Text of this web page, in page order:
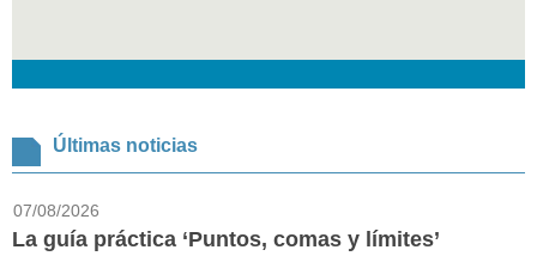
Últimas noticias
07/08/2026
La guía práctica ‘Puntos, comas y límites’